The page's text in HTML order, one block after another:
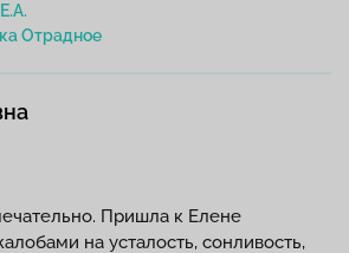
Пришла к Елене
на усталость, сонливость,